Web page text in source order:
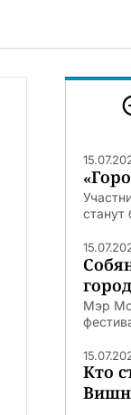
станут
Мэр
Кто